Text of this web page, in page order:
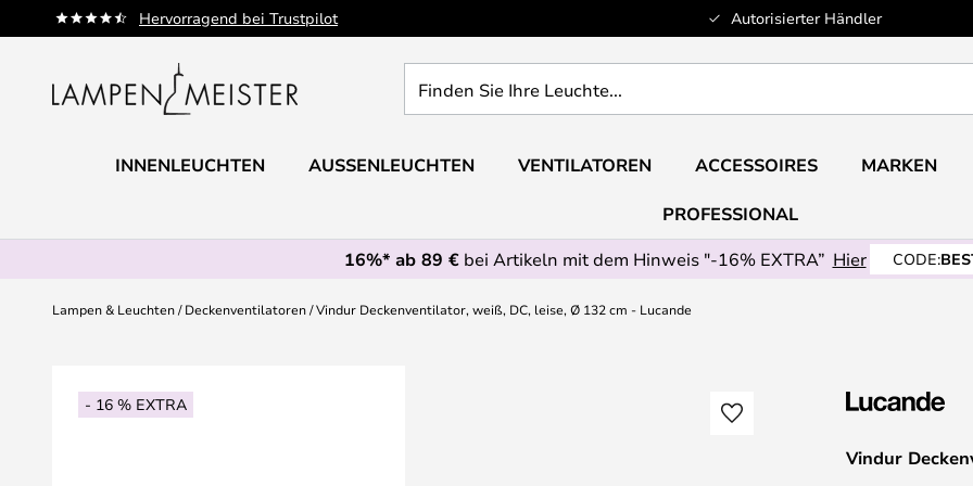
Hervorragend bei Trustpilot Autorisierter Händler
Zum
Inhalt
Sie
Leuchte...
INNENLEUCHTEN AUSSENLEUCHTEN VENTILATOREN ACCESSOIRES MARKEN
PROFESSIONAL
16%* ab 89 €bei Artikeln mit dem Hinweis "-16% EXTRA” Hier CODE:
Lampen & Leuchten Deckenventilatoren Vindur Deckenventilator, weiß, DC, leise, Ø 132 cm - Lucande
- 16 % EXTRA
Ende
Vindur